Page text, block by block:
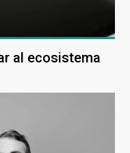
al ecosistema